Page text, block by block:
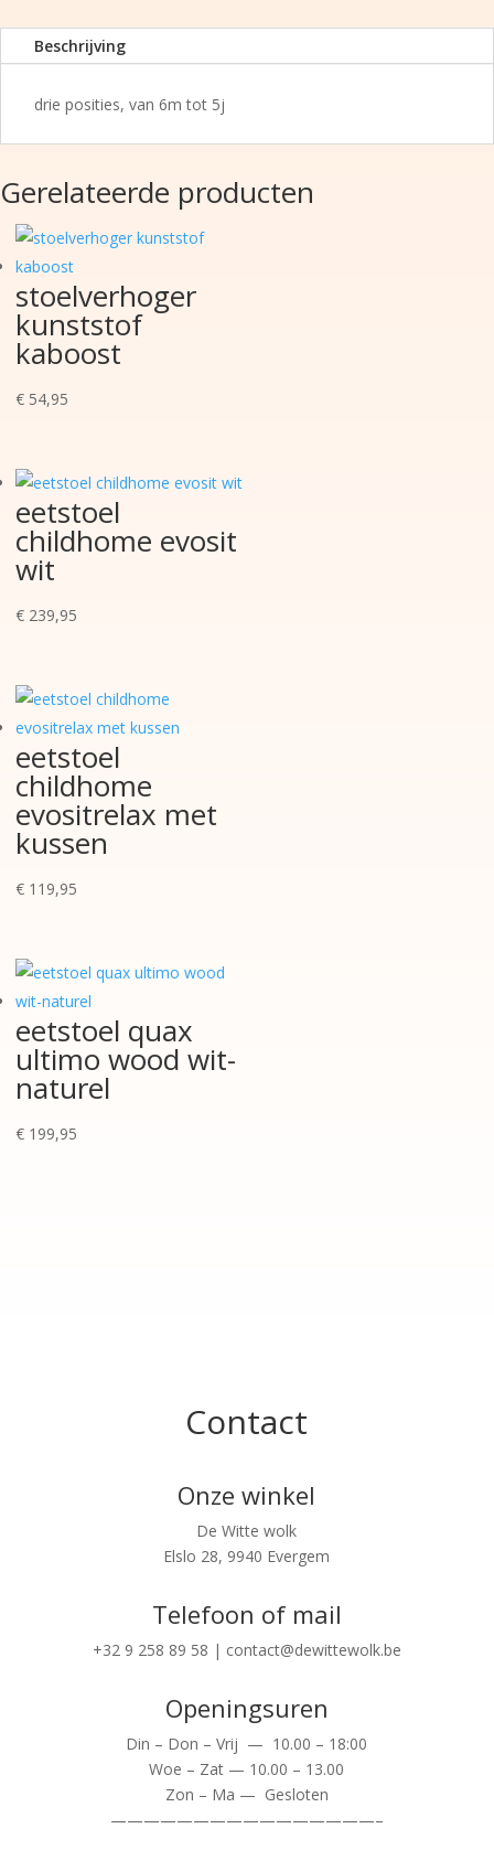
Beschrijving
drie posities, van 6m tot 5j
Gerelateerde producten
stoelverhoger
kunststof
kaboost
€ 54,95
eetstoel
childhome evosit
wit
€ 239,95
eetstoel
childhome
evositrelax met
kussen
€ 119,95
eetstoel quax
ultimo wood wit-
naturel
€ 199,95
Contact
Onze winkel
De Witte wolk
Elslo 28, 9940 Evergem
Telefoon of mail
+32 9 258 89 58 | contact@dewittewolk.be
Openingsuren
Din – Don – Vrij — 10.00 – 18:00
Woe – Zat — 10.00 – 13.00
Zon – Ma — Gesloten
————————————————–